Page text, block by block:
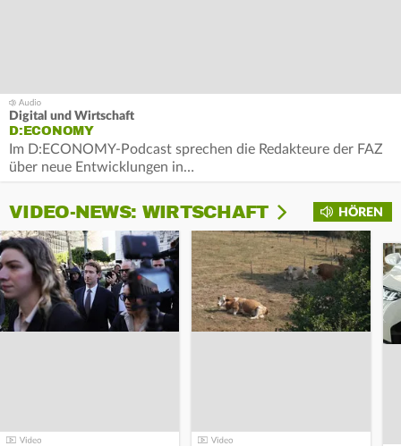
Digital und Wirtschaft
D:ECONOMY
Im D:ECONOMY-Podcast sprechen die Redakteure der FAZ
über neue Entwicklungen in…
HÖREN
VIDEO-NEWS: WIRTSCHAFT